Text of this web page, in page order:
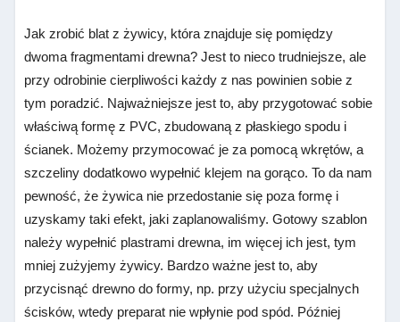
Jak zrobić blat z żywicy, która znajduje się pomiędzy
dwoma fragmentami drewna? Jest to nieco trudniejsze, ale
przy odrobinie cierpliwości każdy z nas powinien sobie z
tym poradzić. Najważniejsze jest to, aby przygotować sobie
właściwą formę z PVC, zbudowaną z płaskiego spodu i
ścianek. Możemy przymocować je za pomocą wkrętów, a
szczeliny dodatkowo wypełnić klejem na gorąco. To da nam
pewność, że żywica nie przedostanie się poza formę i
uzyskamy taki efekt, jaki zaplanowaliśmy. Gotowy szablon
należy wypełnić plastrami drewna, im więcej ich jest, tym
mniej zużyjemy żywicy. Bardzo ważne jest to, aby
przycisnąć drewno do formy, np. przy użyciu specjalnych
ścisków, wtedy preparat nie wpłynie pod spód. Później